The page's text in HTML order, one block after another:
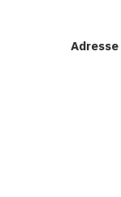
Adresse